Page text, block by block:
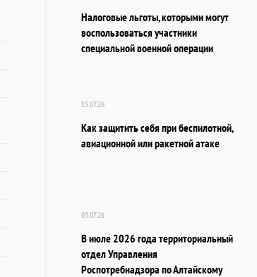
Налоговые льготы, которыми могут
воспользоваться участники
специальной военной операции
15.07.26
Как защитить себя при беспилотной,
авиационной или ракетной атаке
03.07.26
В июле 2026 года территориальный
отдел Управления
Роспотребнадзора по Алтайскому